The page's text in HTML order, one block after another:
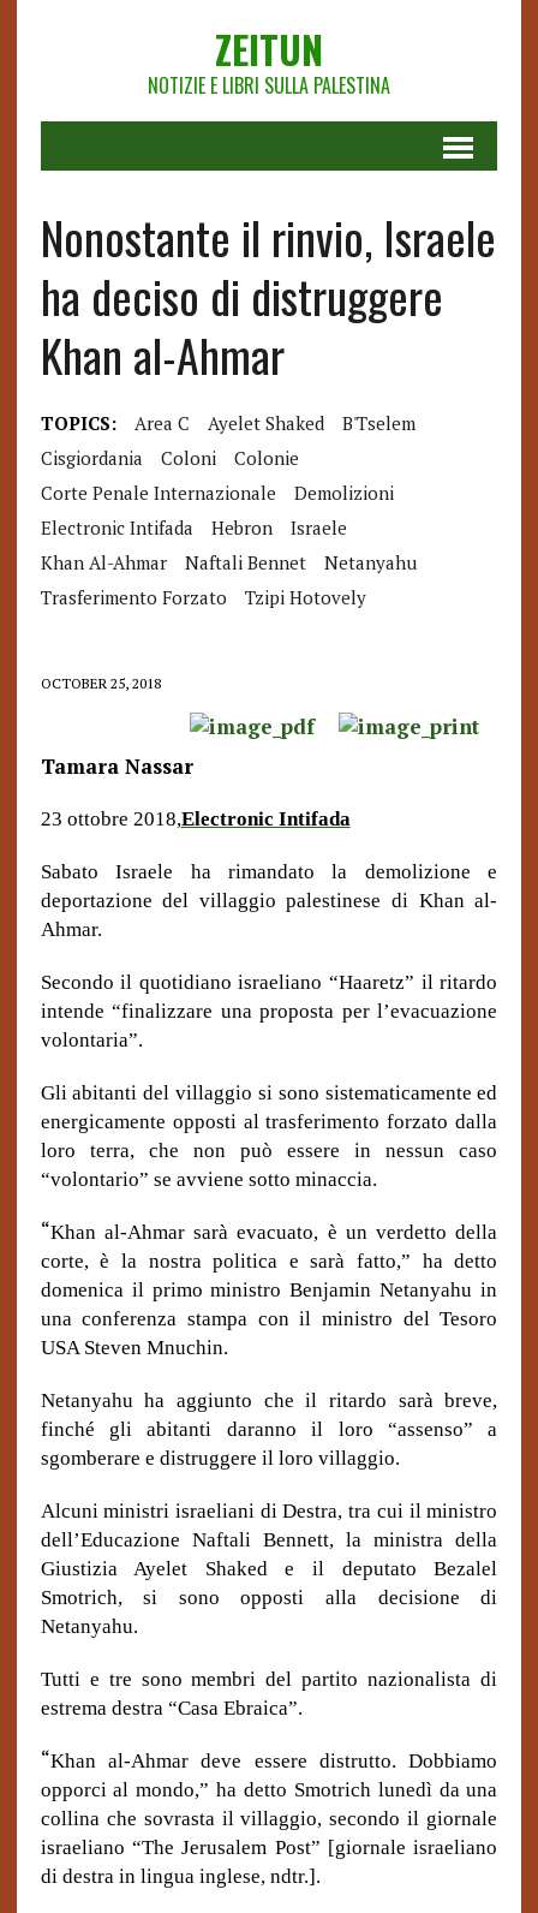
ZEITUN
NOTIZIE E LIBRI SULLA PALESTINA
Nonostante il rinvio, Israele
ha deciso di distruggere
Khan al-Ahmar
TOPICS: Area C Ayelet Shaked
B'Tselem
Cisgiordania
Coloni
Colonie
Corte Penale Internazionale
Demolizioni
Electronic Intifada
Hebron
Israele
Khan Al-Ahmar
Naftali Bennet
Netanyahu
Trasferimento Forzato
Tzipi Hotovely
OCTOBER 25, 2018
Tamara Nassar
23 ottobre 2018,Electronic Intifada
Sabato Israele ha rimandato la demolizione e
deportazione del villaggio palestinese di Khan al-
Ahmar.
Secondo il quotidiano israeliano “Haaretz” il ritardo
intende “finalizzare una proposta per l’evacuazione
volontaria”.
Gli abitanti del villaggio si sono sistematicamente ed
energicamente opposti al trasferimento forzato dalla
loro terra, che non può essere in nessun caso
“volontario” se avviene sotto minaccia.
“Khan al-Ahmar sarà evacuato, è un verdetto della
corte, è la nostra politica e sarà fatto,” ha detto
domenica il primo ministro Benjamin Netanyahu in
una conferenza stampa con il ministro del Tesoro
USA Steven Mnuchin.
Netanyahu ha aggiunto che il ritardo sarà breve,
finché gli abitanti daranno il loro “assenso” a
sgomberare e distruggere il loro villaggio.
Alcuni ministri israeliani di Destra, tra cui il ministro
dell’Educazione Naftali Bennett, la ministra della
Giustizia Ayelet Shaked e il deputato Bezalel
Smotrich, si sono opposti alla decisione di
Netanyahu.
Tutti e tre sono membri del partito nazionalista di
estrema destra “Casa Ebraica”.
“Khan al-Ahmar deve essere distrutto. Dobbiamo
opporci al mondo,” ha detto Smotrich lunedì da una
collina che sovrasta il villaggio, secondo il giornale
israeliano “The Jerusalem Post” [giornale israeliano
di destra in lingua inglese, ndtr.].